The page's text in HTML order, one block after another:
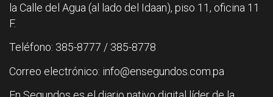
la Calle del Agua (al lado del Idaan), piso 11, oficina 11
F.
Teléfono: 385-8777 / 385-8778
Correo electrónico: info@ensegundos.com.pa